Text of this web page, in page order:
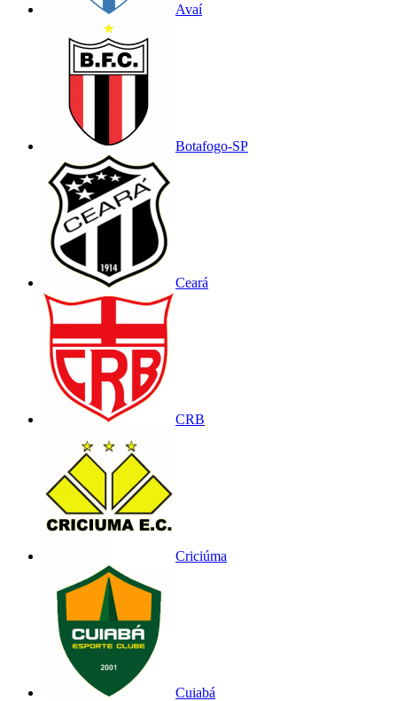
Avaí
Botafogo-SP
Ceará
CRB
Criciúma
Cuiabá